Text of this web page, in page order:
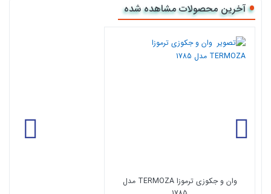
آخرین محصولات مشاهده شده
وان و جکوزی ترموزا TERMOZA مدل